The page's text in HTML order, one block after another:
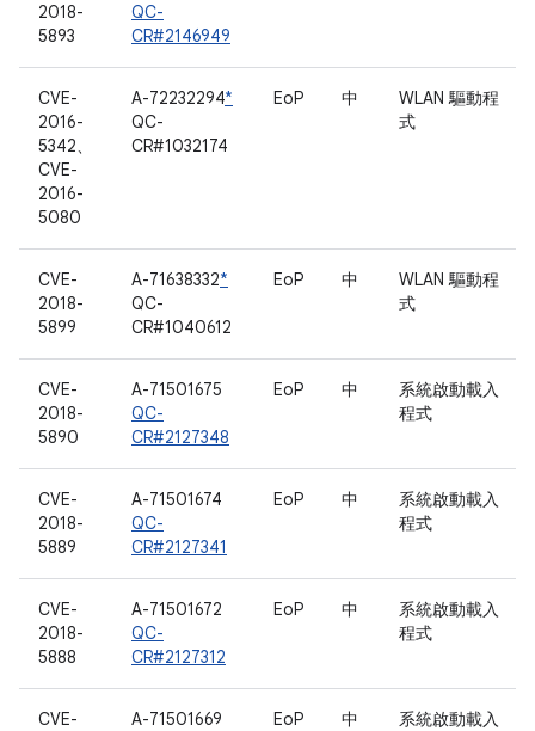
2018-
5893
QC-
CR#2146949
CVE-
2016-
5342、
CVE-
2016-
5080
A-72232294*
QC-
CR#1032174
EoP 中
WLAN 驅動程
式
CVE-
2018-
5899
A-71638332*
QC-
CR#1040612
EoP 中
WLAN 驅動程
式
CVE-
2018-
5890
A-71501675
QC-
CR#2127348
EoP 中
系統啟動載入
程式
CVE-
2018-
5889
A-71501674
QC-
CR#2127341
EoP 中
系統啟動載入
程式
CVE-
2018-
5888
A-71501672
QC-
CR#2127312
EoP 中
系統啟動載入
程式
CVE-
A-71501669
EoP 中
系統啟動載入